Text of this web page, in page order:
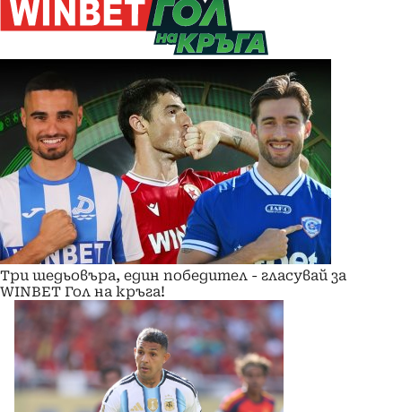
Три шедьовъра, един победител - гласувай за
WINBET Гол на кръга!